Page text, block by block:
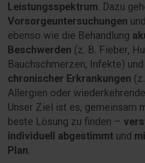
Leistungsspektrum. Dazu
Vorsorgeuntersuchungen und
ebenso wie die Behandlung
Beschwerden (z. B. Fieber,
Bauchschmerzen, Infekte)
chronischer Erkrankungen
Allergien oder
Unser Ziel ist es, gemeinsam
beste Lösung zu finden –
individuell abgestimmt und
Plan.